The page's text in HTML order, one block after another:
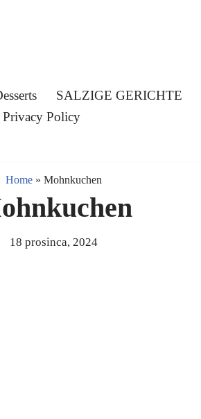
SALZIGE GERICHTE
Privacy Policy
Home » Mohnkuchen
18 prosinca, 2024